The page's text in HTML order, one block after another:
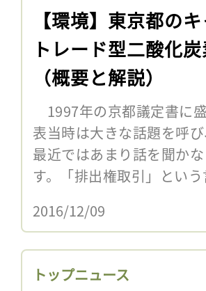
【環境】東京都の
トレード型二酸化
（概要と解説）
1997年の京都議定書に
表当時は大きな話題を呼
最近ではあまり話を聞か
す。「排出権取引」とい
2016/12/09
トップニュース